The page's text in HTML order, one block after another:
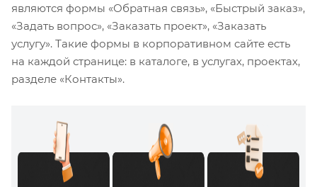
являются формы «Обратная связь», «Быстрый заказ»,
«Задать вопрос», «Заказать проект», «Заказать
услугу». Такие формы в корпоративном сайте есть
на каждой странице: в каталоге, в услугах, проектах,
разделе «Контакты».